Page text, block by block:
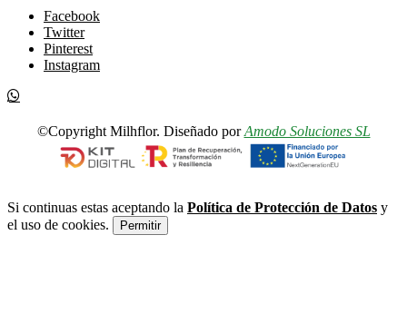
Facebook
Twitter
Pinterest
Instagram
©Copyright Milhflor. Diseñado porAmodo Soluciones SL
Si continuas estas aceptando la Política de Protección de Datos y
el uso de cookies.
Permitir